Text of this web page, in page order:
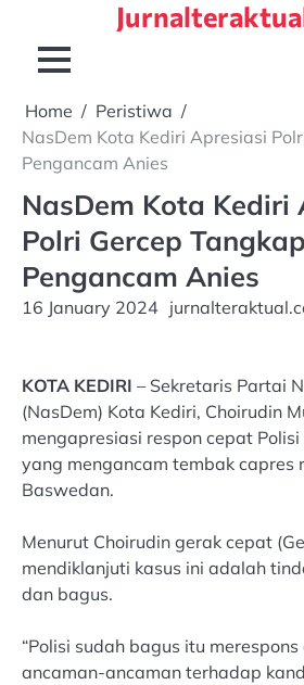
content
Home
Peristiwa
NasDem Kota Kediri Apresiasi
Pengancam Anies
NasDem Kota Kediri
Polri Gercep Tangkap
Pengancam Anies
16 January 2024
KOTA KEDIRI – Sekretaris Partai
(NasDem) Kota Kediri, Choirudin
mengapresiasi respon cepat
yang mengancam tembak capres
Baswedan.
Menurut Choirudin gerak cepat
mendiklanjuti kasus ini adalah
dan bagus.
“Polisi sudah bagus itu
ancaman-ancaman terhadap